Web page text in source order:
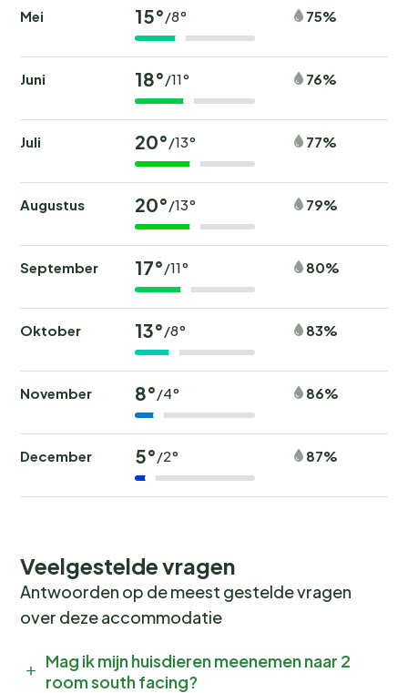
Mei 15°/8° 75%
Juni 18°/11° 76%
Juli 20°/13° 77%
Augustus 20°/13° 79%
September 17°/11° 80%
Oktober 13°/8° 83%
November 8°/4° 86%
December 5°/2° 87%
Veelgestelde vragen
Antwoorden op de meest gestelde vragen
over deze accommodatie
Mag ik mijn huisdieren meenemen naar 2
room south facing?